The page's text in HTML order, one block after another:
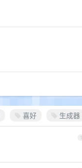
喜好 生成器
1